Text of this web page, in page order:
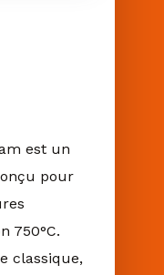
est un
pour
750°C.
classique,